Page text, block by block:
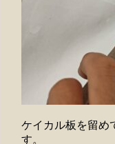
ケイカル板を留め
す。